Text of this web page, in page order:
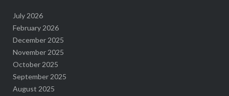
July 2026
February 2026
December 2025
November 2025
October 2025
September 2025
August 2025